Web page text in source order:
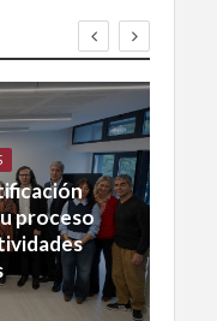
proceso